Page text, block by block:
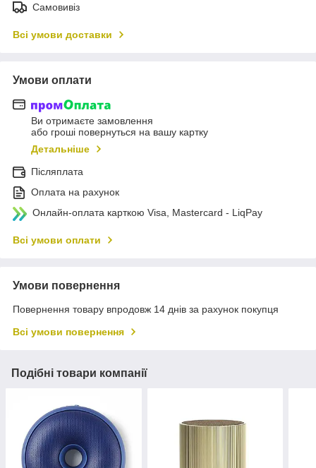
Самовивіз
Всі умови доставки
Умови оплати
Ви отримаєте замовлення
або гроші повернуться на вашу картку
Детальніше
Післяплата
Оплата на рахунок
Онлайн-оплата карткою Visa, Mastercard - LiqPay
Всі умови оплати
Умови повернення
Повернення товару впродовж 14 днів за рахунок покупця
Всі умови повернення
Подібні товари компанії